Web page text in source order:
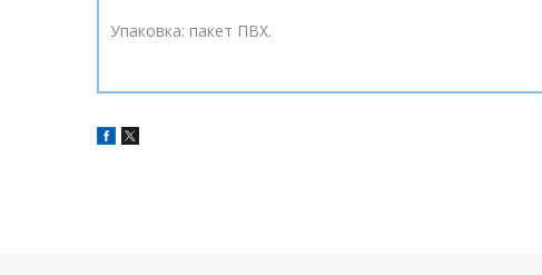
Упаковка: пакет ПВХ.